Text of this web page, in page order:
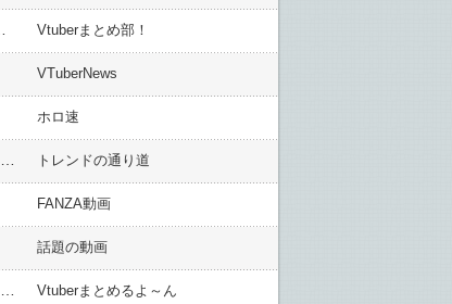
Vtuberまとめ部！
VTuberNews
ホロ速
トレンドの通り道
FANZA動画
話題の動画
Vtuberまとめるよ～ん